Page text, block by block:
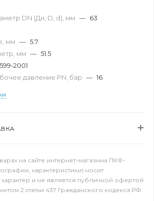
DN (Дн, D, d), мм — 63
мм — 5.7
мм — 51.5
2001
давление PN, бар — 16
на сайте интернет-магазина ПКФ-
характеристики) носит
и не является публичной офертой
2 статьи 437 Гражданского кодекса РФ.